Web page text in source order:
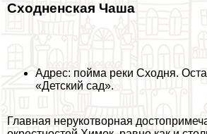
Сходненская Чаша
Адрес: пойма реки Сходня.
«Детский сад».
Главная нерукотворная